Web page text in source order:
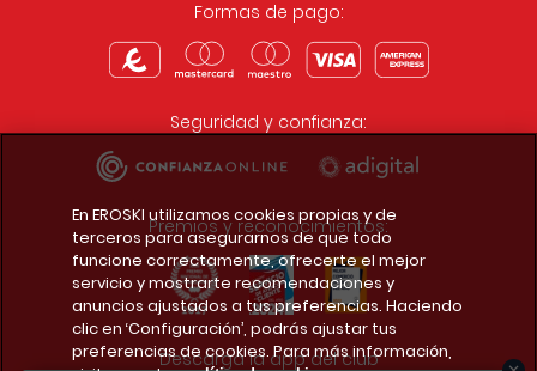
Formas de pago:
Seguridad y confianza:
Premios y reconocimientos:
Descarga la app del club
En EROSKI utilizamos cookies propias y de
terceros para asegurarnos de que todo
funcione correctamente, ofrecerte el mejor
servicio y mostrarte recomendaciones y
anuncios ajustados a tus preferencias. Haciendo
clic en ‘Configuración’, podrás ajustar tus
preferencias de cookies. Para más información,